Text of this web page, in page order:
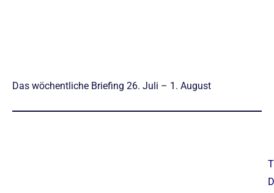
Das wöchentliche Briefing 26. Juli – 1. August
T
D